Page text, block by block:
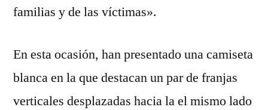
familias y de las víctimas».
En esta ocasión, han presentado una camiseta
blanca en la que destacan un par de franjas
verticales desplazadas hacia la el mismo lado